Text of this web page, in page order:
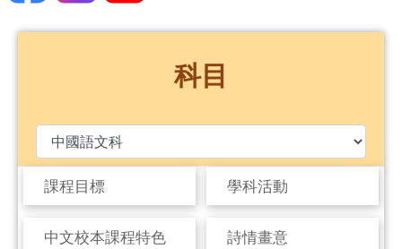
科目
課程目標 學科活動
中文校本課程特色 詩情畫意